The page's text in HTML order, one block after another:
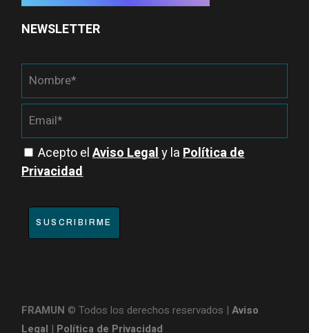
NEWSLETTER
Acepto elAviso Legaly laPolítica de
Privacidad
SUSCRIBIRME
FRAMUN © Todos los derechos reservados |Aviso
Legal | Política de Privacidad